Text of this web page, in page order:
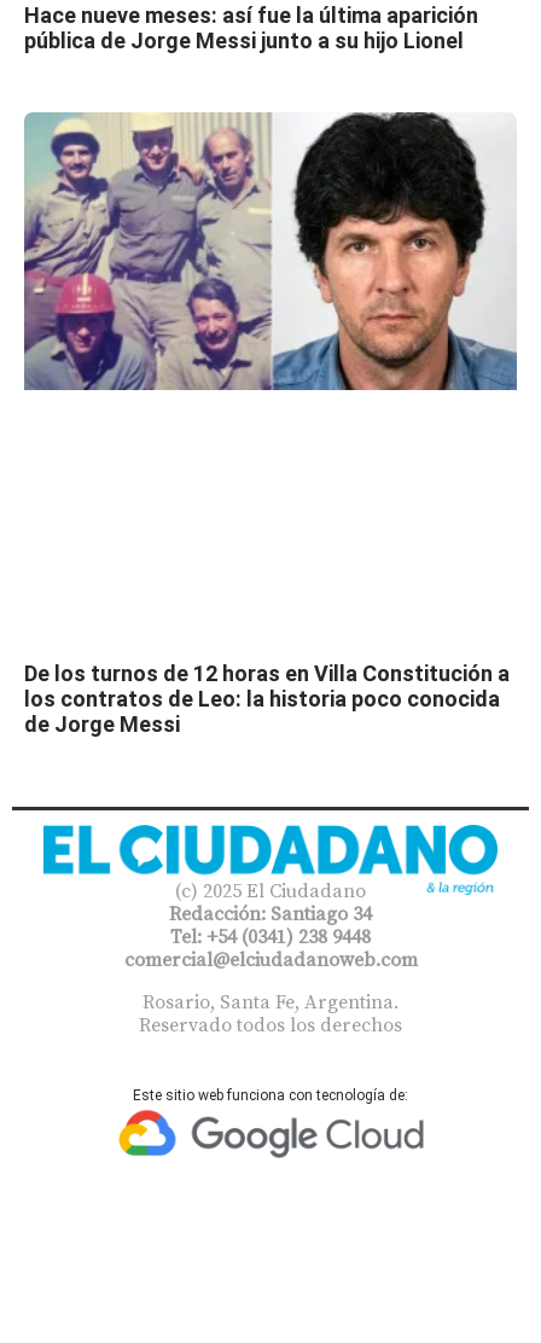
Hace nueve meses: así fue la última aparición
pública de Jorge Messi junto a su hijo Lionel
De los turnos de 12 horas en Villa Constitución a
los contratos de Leo: la historia poco conocida
de Jorge Messi
(c) 2025 El Ciudadano
Redacción: Santiago 34
Tel: +54 (0341) 238 9448
comercial@elciudadanoweb.com​
Rosario, Santa Fe, Argentina.
Reservado todos los derechos
Este sitio web funciona con tecnología de: